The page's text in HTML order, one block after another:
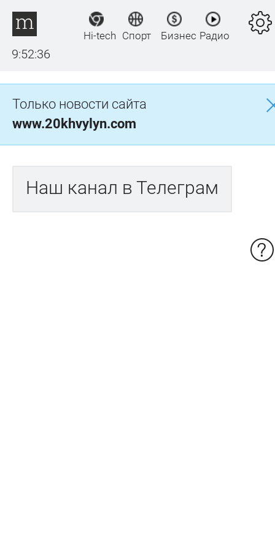
9:52:37
Hi-tech Спорт Бизнес Радио
Только новости сайта
www.20khvylyn.com
Наш канал в Телеграм